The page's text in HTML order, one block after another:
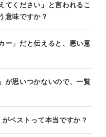
てください」と言われるこ
意味ですか？
ー」だと伝えると、悪い意
が思いつかないので、一覧
ベストって本当ですか？